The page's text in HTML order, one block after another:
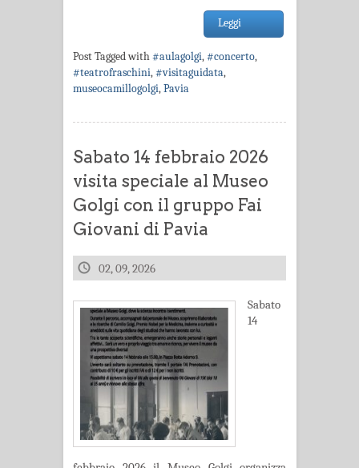
Leggi
Post Tagged with#aulagolgi,#concerto,
#teatrofraschini,#visitaguidata,
museocamillogolgi,Pavia
Sabato 14 febbraio 2026
visita speciale al Museo
Golgi con il gruppo Fai
Giovani di Pavia
02, 09, 2026
Sabato
14